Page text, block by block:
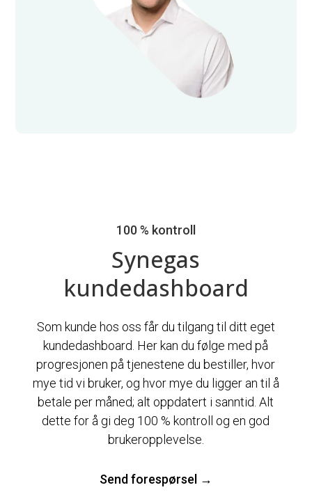
100 % kontroll
Synegas
kundedashboard
Som kunde hos oss får du tilgang til ditt eget
kundedashboard. Her kan du følge med på
progresjonen på tjenestene du bestiller, hvor
mye tid vi bruker, og hvor mye du ligger an til å
betale per måned; alt oppdatert i sanntid. Alt
dette for å gi deg 100 % kontroll og en god
brukeropplevelse.
Send forespørsel →